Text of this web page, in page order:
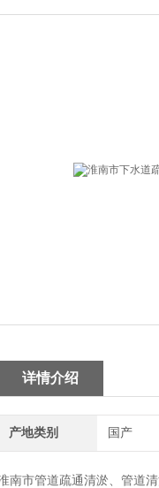
详情介绍
产地类别 国产
南市管道疏通清淤、管道